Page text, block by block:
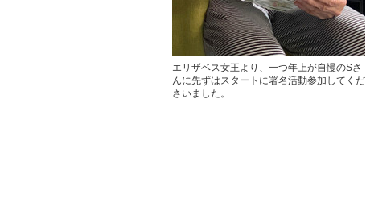
エリザベス女王より、一つ年上が自慢のSさ
んに先ずはスタートに署名活動参加してくだ
さいました。